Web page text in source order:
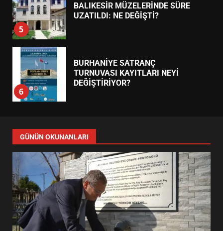
5
BALIKESİR MÜZELERİNDE SÜRE
UZATILDI: NE DEĞİŞTİ?
6
BURHANİYE SATRANÇ
TURNUVASI KAYITLARI NEYİ
DEĞİŞTİRİYOR?
7
YENİ YÖNETİM NASIL
ŞEKİLLENDİ?
1
AYVALIK SU MİRASI İÇİN
HAREKETE GEÇİYOR: GÖZLER
BULUŞMADA
GÜNÜN OKUNANLARI